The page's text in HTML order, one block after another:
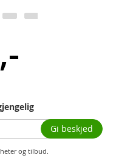
og tilbud.
Gi beskjed